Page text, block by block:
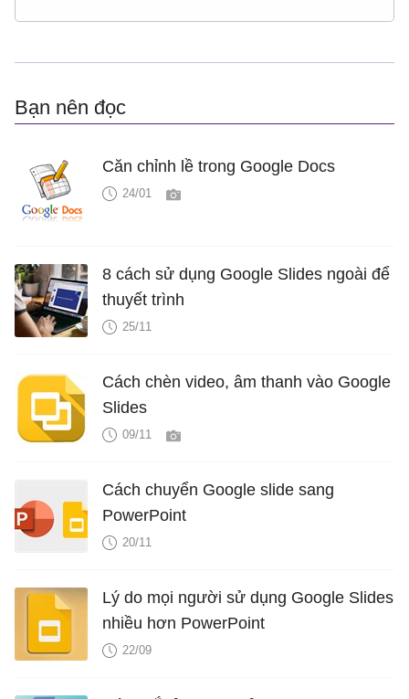
Bạn nên đọc
Căn chỉnh lề trong Google Docs
24/01
8 cách sử dụng Google Slides ngoài để
thuyết trình
25/11
Cách chèn video, âm thanh vào Google
Slides
09/11
Cách chuyển Google slide sang
PowerPoint
20/11
Lý do mọi người sử dụng Google Slides
nhiều hơn PowerPoint
22/09